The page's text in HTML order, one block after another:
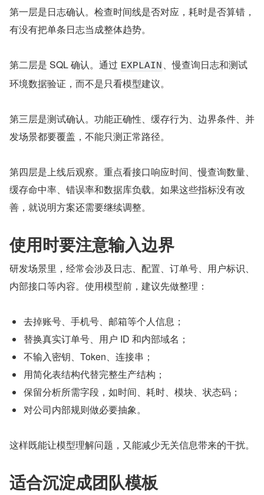
第一层是日志确认。检查时间线是否对应，耗时是否算错，
有没有把单条日志当成整体趋势。
第二层是 SQL 确认。通过 EXPLAIN 、慢查询日志和测试
环境数据验证，而不是只看模型建议。
第三层是测试确认。功能正确性、缓存行为、边界条件、并
发场景都要覆盖，不能只测正常路径。
第四层是上线后观察。重点看接口响应时间、慢查询数量、
缓存命中率、错误率和数据库负载。如果这些指标没有改
善，就说明方案还需要继续调整。
使用时要注意输入边界
研发场景里，经常会涉及日志、配置、订单号、用户标识、
内部接口等内容。使用模型前，建议先做整理：
去掉账号、手机号、邮箱等个人信息；
替换真实订单号、用户 ID 和内部域名；
不输入密钥、Token、连接串；
用简化表结构代替完整生产结构；
保留分析所需字段，如时间、耗时、模块、状态码；
对公司内部规则做必要抽象。
这样既能让模型理解问题，又能减少无关信息带来的干扰。
适合沉淀成团队模板